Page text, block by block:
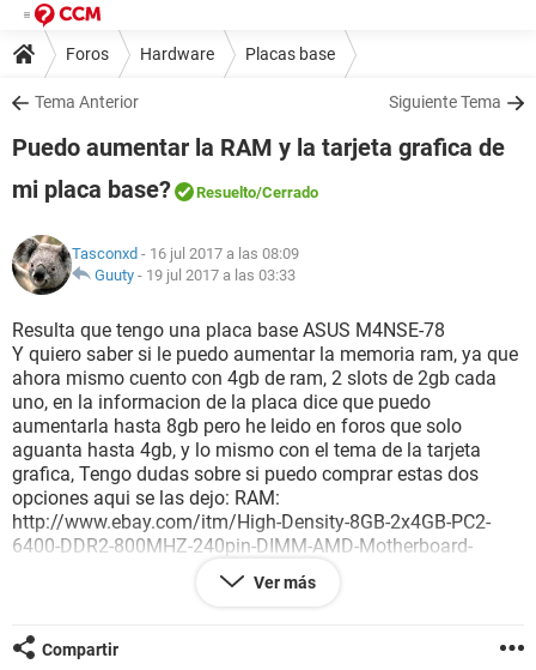
Foros Hardware Placas base
Tema Anterior Siguiente Tema
Puedo aumentar la RAM y la tarjeta grafica de
mi placa base?
Resuelto/Cerrado
Tasconxd - 16 jul 2017 a las 08:09
Guuty - 19 jul 2017 a las 03:33
Resulta que tengo una placa base ASUS M4NSE-78
Y quiero saber si le puedo aumentar la memoria ram, ya que
ahora mismo cuento con 4gb de ram, 2 slots de 2gb cada
uno, en la informacion de la placa dice que puedo
aumentarla hasta 8gb pero he leido en foros que solo
aguanta hasta 4gb, y lo mismo con el tema de la tarjeta
grafica, Tengo dudas sobre si puedo comprar estas dos
opciones aqui se las dejo: RAM:
http://www.ebay.com/itm/High-Density-8GB-2x4GB-PC2-
6400-DDR2-800MHZ-240pin-DIMM-AMD-Motherboard-
Memory-/281456828931?
hash=item4188226203%3Ag%3AcBEAAOSwTM5Yy6e4
https://clasipar.paraguay.com/electronica/computadoras-
Ver más
Compartir